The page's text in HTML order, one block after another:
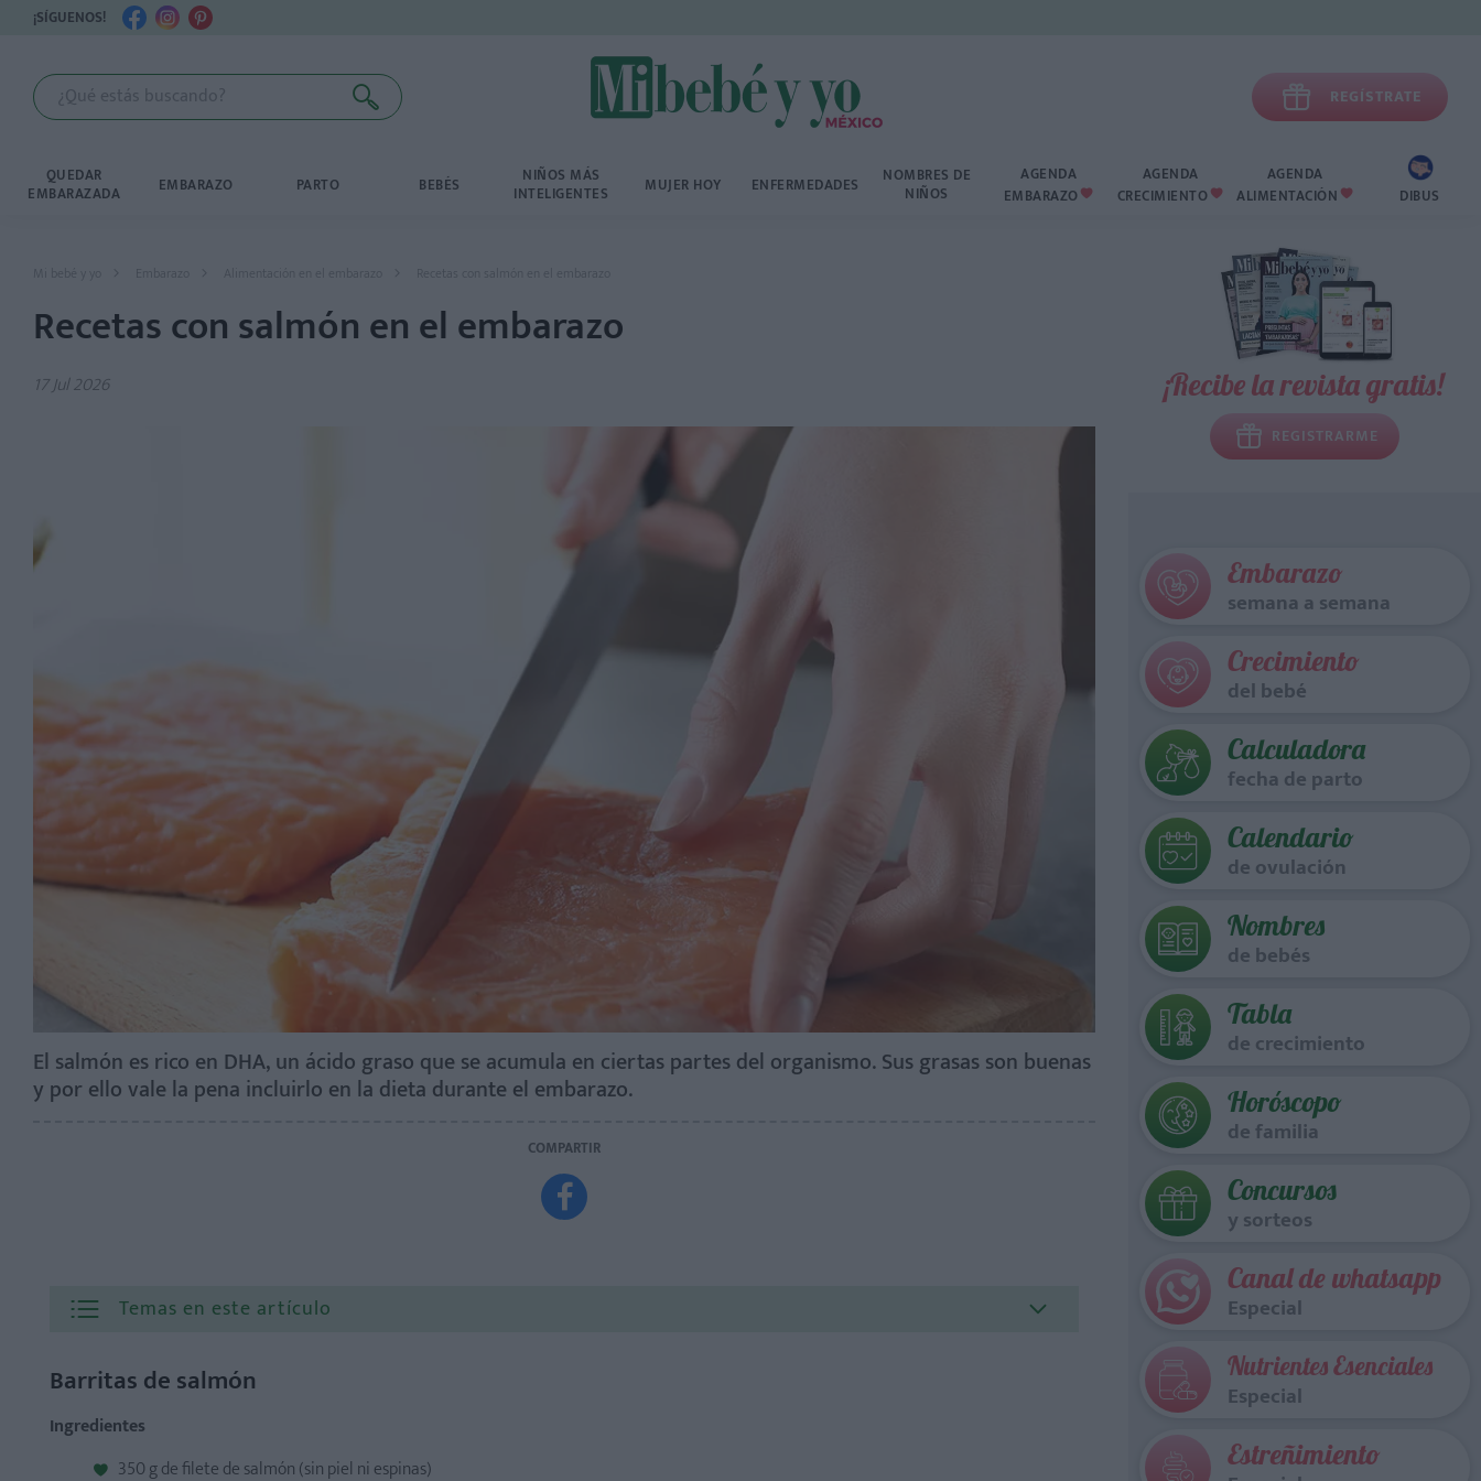
¡SÍGUENOS!
 REGÍSTRATE
QUEDAR
EMBARAZADA EMBARAZO PARTO BEBÉS NIÑOS MÁS
INTELIGENTES MUJER HOY ENFERMEDADES NOMBRES DE
NIÑOS
AGENDA
EMBARAZO 
AGENDA
CRECIMIENTO 
AGENDA
ALIMENTACIÓN  DIBUS
Mi bebé y yo Embarazo Alimentación en el embarazo Recetas con salmón en el embarazo
Recetas con salmón en el embarazo
17 Jul 2026
El salmón es rico en DHA, un ácido graso que se acumula en ciertas partes del organismo. Sus grasas son buenas
y por ello vale la pena incluirlo en la dieta durante el embarazo.
COMPARTIR

Temas en este artículo
Barritas de salmón
Concha de salmón
Pasta con salmón
Barritas de salmón
Ingredientes
350 g de filete de salmón (sin piel ni espinas)
¡Recibe la revista gratis!
REGISTRARME
Embarazo
semana a semana
Crecimiento
del bebé
Calculadora
fecha de parto
Calendario
de ovulación
Nombres
de bebés
Tabla
de crecimiento
Horóscopo
de familia
Concursos
y sorteos
Canal de whatsapp
Especial
Nutrientes Esenciales
Especial
Estreñimiento